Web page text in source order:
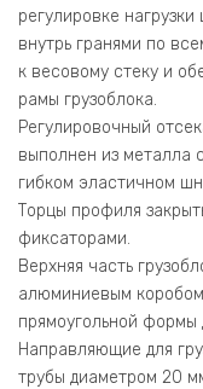
регулировке
внутрь гранями по
к весовому стеку и
рамы грузоблока.
Регулировочный
выполнен из металла
гибком эластичном
Торцы профиля
фиксаторами.
Верхняя часть
алюминиевым
прямоугольной
Направляющие для
трубы диаметром 20